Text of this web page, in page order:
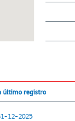
último registro
12-2025